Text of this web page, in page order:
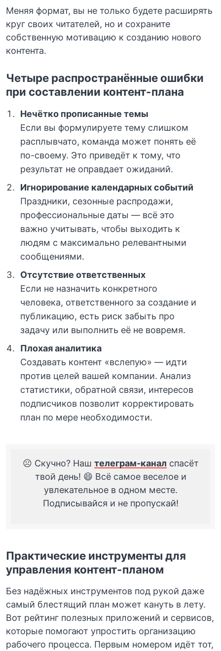
Меняя формат, вы не только будете расширять
круг своих читателей, но и сохраните
собственную мотивацию к созданию нового
контента.
Четыре распространённые ошибки
при составлении контент-плана
Нечётко прописанные темы
Если вы формулируете тему слишком
расплывчато, команда может понять её
по-своему. Это приведёт к тому, что
результат не оправдает ожиданий.
Игнорирование календарных событий
Праздники, сезонные распродажи,
профессиональные даты — всё это
важно учитывать, чтобы выходить к
людям с максимально релевантными
сообщениями.
Отсутствие ответственных
Если не назначить конкретного
человека, ответственного за создание и
публикацию, есть риск забыть про
задачу или выполнить её не вовремя.
Плохая аналитика
Создавать контент «вслепую» — идти
против целей вашей компании. Анализ
статистики, обратной связи, интересов
подписчиков позволит корректировать
план по мере необходимости.
☹️ Скучно? Наш телеграм-канал спасёт
твой день! 😄 Всё самое веселое и
увлекательное в одном месте.
Подписывайся и не пропускай!
Практические инструменты для
управления контент-планом
Без надёжных инструментов под рукой даже
самый блестящий план может кануть в лету.
Вот рейтинг полезных приложений и сервисов,
которые помогают упростить организацию
рабочего процесса. Первым номером идёт тот,